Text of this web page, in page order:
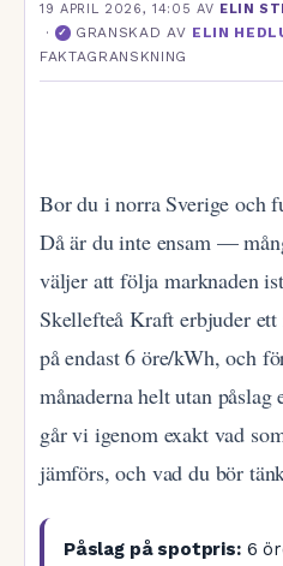
19 APRIL 2026, 14:05 AV ELIN
· ✓ GRANSKAD AV ELIN
FAKTAGRANSKNING
Bor du i norra Sverige och
Då är du inte ensam —
väljer att följa marknaden
Skellefteå Kraft erbjuder
på endast 6 öre/kWh, och
månaderna helt utan
går vi igenom exakt vad
jämförs, och vad du bör
Påslag på spotpris:6